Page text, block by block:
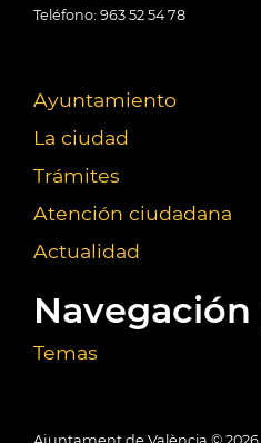
Teléfono: 963 52 54 78
Ayuntamiento
La ciudad
Trámites
Atención ciudadana
Actualidad
Navegación
Temas